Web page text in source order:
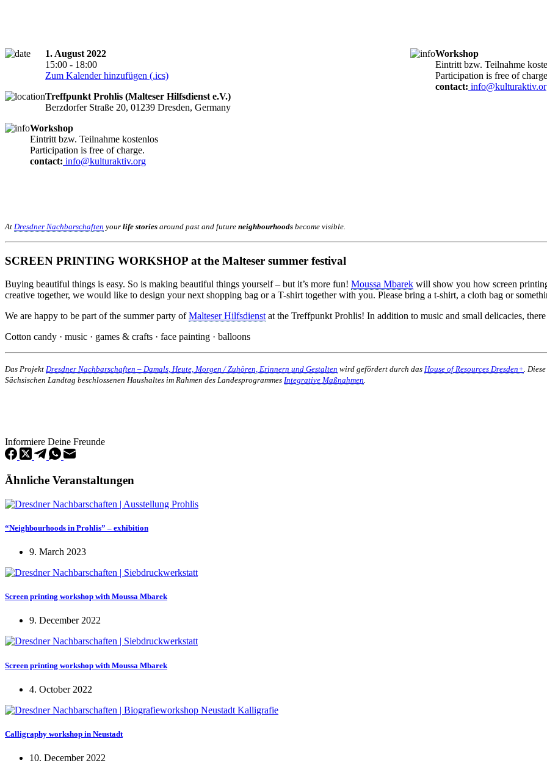
1. August 2022
15:00 - 18:00
Zum Kalender hinzufügen (.ics)
Treffpunkt Prohlis (Malteser Hilfsdienst e.V.)
Berzdorfer Straße 20, 01239 Dresden, Germany
Workshop
Eintritt bzw. Teilnahme
Participation is free of
contact:
Workshop
Eintritt bzw. Teilnahme kostenlos
Participation is free of charge.
contact: info@kulturaktiv.org
At Dresdner Nachbarschaften your life stories around past and future neighbourhoods become visible.
SCREEN PRINTING WORKSHOP at the Malteser summer festival
Buying beautiful things is easy. So is making beautiful things yourself – but it’s more fun! Moussa Mbarek will show you how screen
creative together, we would like to design your next shopping bag or a T-shirt together with you. Please bring a t-shirt, a cloth bag or
We are happy to be part of the summer party ofMalteser Hilfsdienst at the Treffpunkt Prohlis! In addition to music and small delicacies,
Cotton candy · music · games & crafts · face painting · balloons
Das Projekt Dresdner Nachbarschaften – Damals, Heute, Morgen / Zuhören, Erinnern und Gestalten wird gefördert durch das House of Resources Dresden+.
Sächsischen Landtag beschlossenen Haushaltes im Rahmen des Landesprogrammes Integrative Maßnahmen.
Informiere Deine Freunde
Ähnliche Veranstaltungen
“Neighbourhoods in Prohlis” – exhibition
9. March 2023
Screen printing workshop with Moussa Mbarek
9. December 2022
Screen printing workshop with Moussa Mbarek
4. October 2022
Calligraphy workshop in Neustadt
10. December 2022